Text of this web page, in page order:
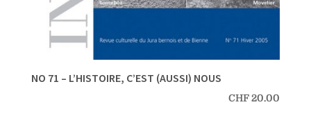
NO 71 – L’HISTOIRE, C’EST (AUSSI) NOUS
CHF20.00